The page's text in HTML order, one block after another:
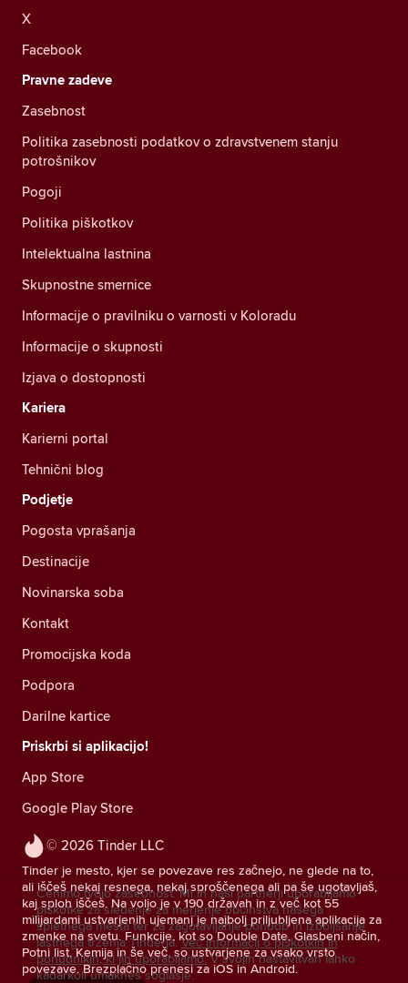
© 2026 Tinder LLC
Tinder je mesto, kjer se povezave res začnejo, ne glede na to,
ali iščeš nekaj resnega, nekaj sproščenega ali pa še ugotavljaš,
kaj sploh iščeš. Na voljo je v 190 državah in z več kot 55
milijardami ustvarjenih ujemanj je najbolj priljubljena aplikacija za
zmenke na svetu. Funkcije, kot so Double Date, Glasbeni način,
Potni list, Kemija in še več, so ustvarjene za vsako vrsto
povezave. Brezplačno prenesi za iOS in Android.
X
Facebook
Pravne zadeve
Zasebnost
Politika zasebnosti podatkov o zdravstvenem stanju
potrošnikov
Pogoji
Politika piškotkov
Intelektualna lastnina
Skupnostne smernice
Informacije o pravilniku o varnosti v Koloradu
Informacije o skupnosti
Izjava o dostopnosti
Kariera
Karierni portal
Tehnični blog
Podjetje
Pogosta vprašanja
Destinacije
Novinarska soba
Kontakt
Promocijska koda
Podpora
Darilne kartice
Priskrbi si aplikacijo!
App Store
Google Play Store
Cenimo tvojo zasebnost. Mi in naši partnerji uporabljamo
piškotke za sledenje za merjenje občinstva našega
spletnega mesta ter za zagotavljanje ponudb in izboljšanje
lastnega trženja Tinderja. Več informacij o piškotkih in
ponudnikih, ki jih uporabljamo. V svojih nastavitvah lahko
kadarkoli umakneš soglasje.